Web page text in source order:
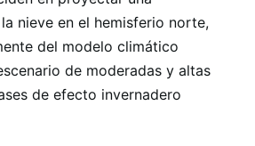
nieve en el hemisferio norte,
del modelo climático
de moderadas y altas
de efecto invernadero